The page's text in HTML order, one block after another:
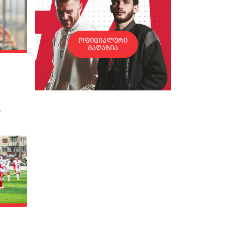
მარტს,
ოფიციალური
მაღაზია